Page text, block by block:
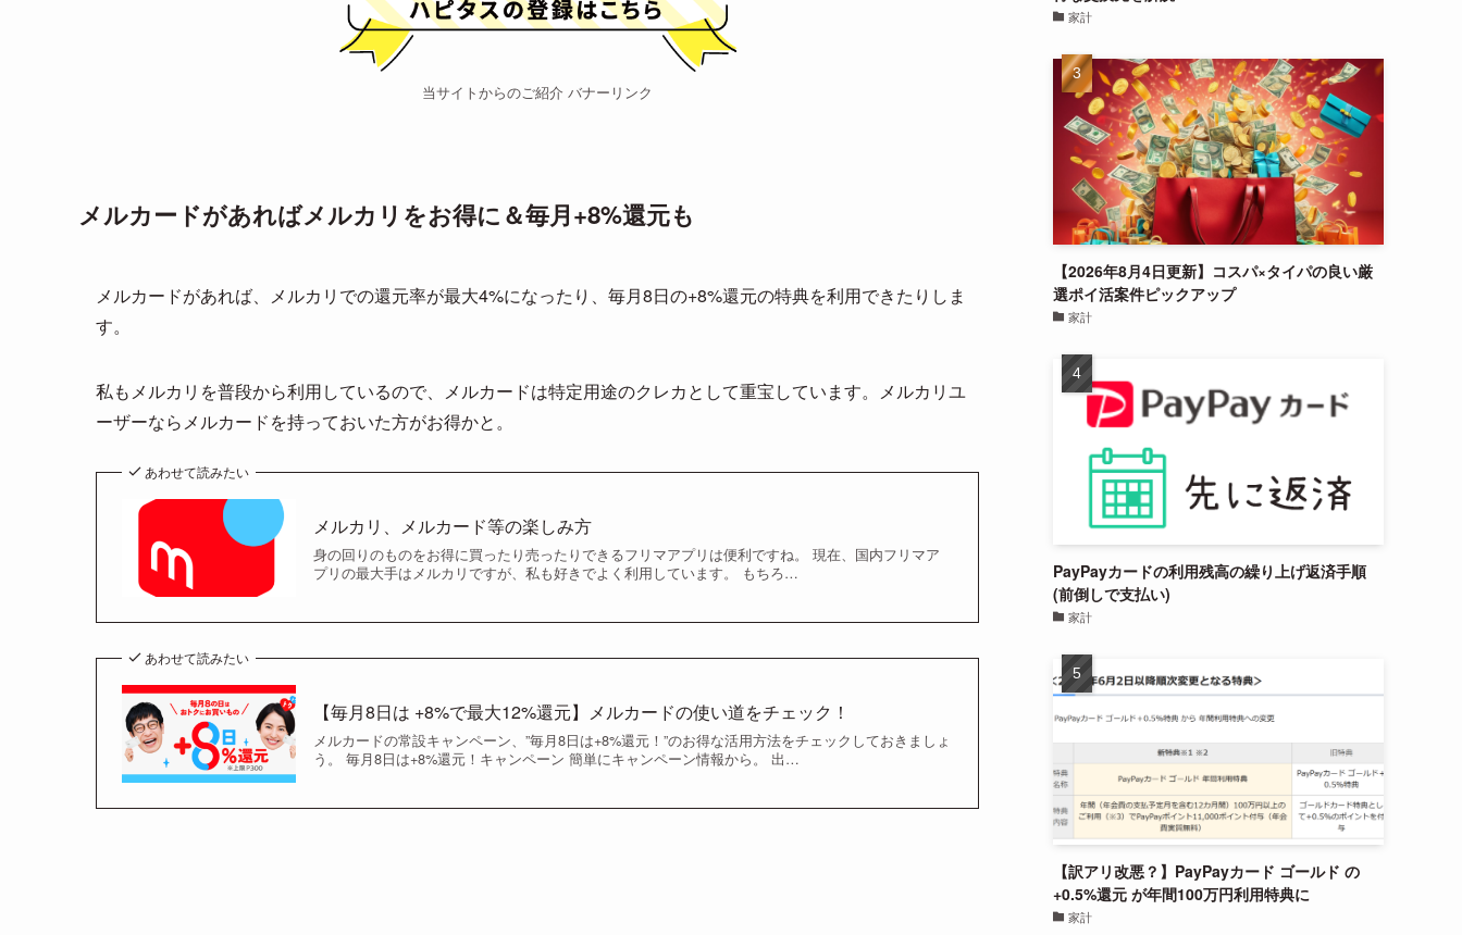
当サイトからのご紹介 バナーリンク
メルカードがあればメルカリをお得に＆毎月+8%還元も
メルカードがあれば、メルカリでの還元率が最大4%になったり、毎月8日の+8%還元の特典を利用できたりしま
す。
私もメルカリを普段から利用しているので、メルカードは特定用途のクレカとして重宝しています。メルカリユ
ーザーならメルカードを持っておいた方がお得かと。
あわせて読みたい
メルカリ、メルカード等の楽しみ方
身の回りのものをお得に買ったり売ったりできるフリマアプリは便利ですね。 現在、国内フリマア
プリの最大手はメルカリですが、私も好きでよく利用しています。 もちろ…
あわせて読みたい
【毎月8日は +8%で最大12%還元】メルカードの使い道をチェック！
メルカードの常設キャンペーン、”毎月8日は+8%還元！”のお得な活用方法をチェックしておきましょ
う。 毎月8日は+8%還元！キャンペーン 簡単にキャンペーン情報から。 出…
家計
【2026年8月4日更新】コスパ×タイパの良い厳
選ポイ活案件ピックアップ
家計
PayPayカードの利用残高の繰り上げ返済手順
(前倒しで支払い)
家計
【訳アリ改悪？】PayPayカード ゴールド の
+0.5%還元 が年間100万円利用特典に
家計